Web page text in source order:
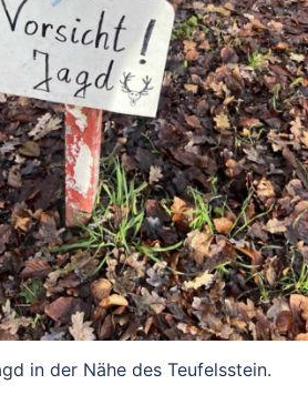
in der Nähe des Teufelsstein.